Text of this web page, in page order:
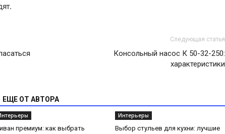
Следующая статья
Консольный насос К 50-32-250:
характеристики
ЕЩЕ ОТ АВТОРА
премиум: как выбрать
Интерьеры
Выбор стульев для кухни: лучшие